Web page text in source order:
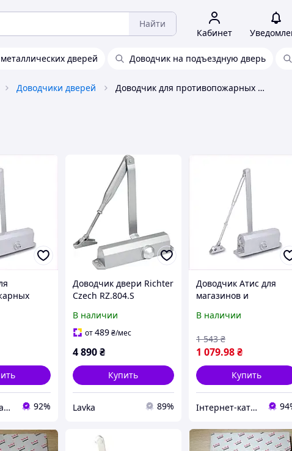
Найти
Кабинет
дверей Доводчик на подъездную дверь
Доводчики дверей Доводчик для противопожарных дверей
Интернет-каталог скидок "BAGSPACE.ua" 92%
Доводчик двери Richter
Czech RZ.804.S
входных и
противопожарных
В наличии
от489₴/мес
4 890₴
Купить
Lavka 89%
Доводчик Атис для
магазинов и
899208PE3
В наличии
1 079.98 ₴
1 543 ₴
Купить
Інтернет-каталог знижок "MODNO"